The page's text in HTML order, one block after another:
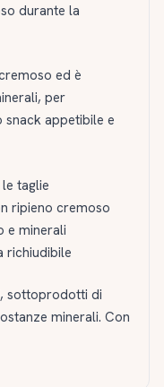
durante la
ed è
per
appetibile e
taglie
ripieno cremoso
e minerali
richiudibile
sottoprodotti di
minerali. Con